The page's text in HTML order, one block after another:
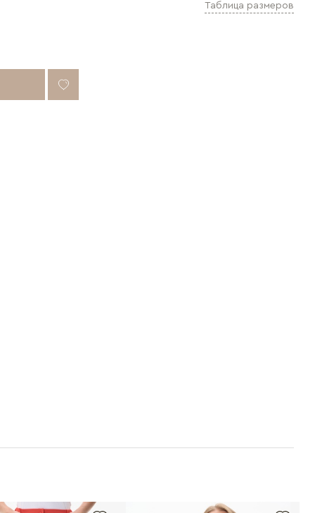
Таблица размеров